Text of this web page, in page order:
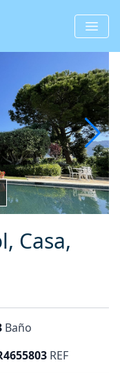
Casa,
REF
Baño